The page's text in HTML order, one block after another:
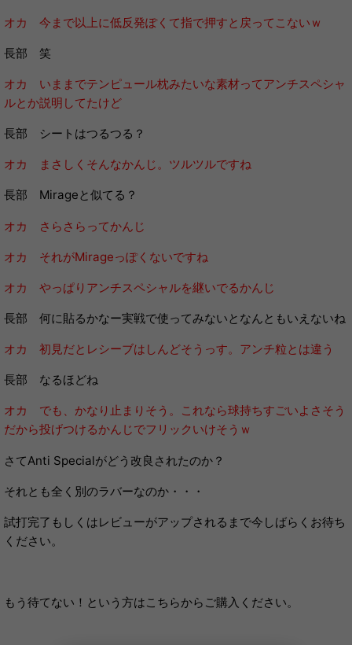
オカ 今まで以上に低反発ぽくて指で押すと戻ってこないｗ
長部 笑
オカ いままでテンピュール枕みたいな素材ってアンチスペシャ
ルとか説明してたけど
長部 シートはつるつる？
オカ まさしくそんなかんじ。ツルツルですね
長部 Mirageと似てる？
オカ さらさらってかんじ
オカ それがMirageっぽくないですね
オカ やっぱりアンチスペシャルを継いでるかんじ
長部 何に貼るかなー実戦で使ってみないとなんともいえないね
オカ 初見だとレシーブはしんどそうっす。アンチ粒とは違う
長部 なるほどね
オカ でも、かなり止まりそう。これなら球持ちすごいよさそう
だから投げつけるかんじでフリックいけそうｗ
さてAnti Specialがどう改良されたのか？
それとも全く別のラバーなのか・・・
試打完了もしくはレビューがアップされるまで今しばらくお待ち
ください。
もう待てない！という方はこちらからご購入ください。